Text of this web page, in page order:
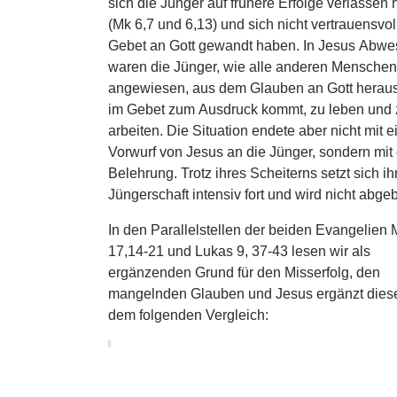
sich die Jünger auf frühere Erfolge verlassen
(Mk 6,7 und 6,13) und sich nicht
Gebet an Gott gewandt haben. In Jesus
waren die Jünger, wie alle anderen
angewiesen, aus dem Glauben an Gott
im Gebet zum Ausdruck kommt, zu leben und
arbeiten. Die Situation endete aber nicht mit
Vorwurf von Jesus an die Jünger, sondern mit
Belehrung. Trotz ihres Scheiterns setzt sich
Jüngerschaft intensiv fort und wird nicht
In den Parallelstellen der beiden Evangelien
17,14-21 und Lukas 9, 37-43 lesen wir als
ergänzenden Grund für den Misserfolg, den
mangelnden Glauben und Jesus ergänzt
dem folgenden Vergleich: